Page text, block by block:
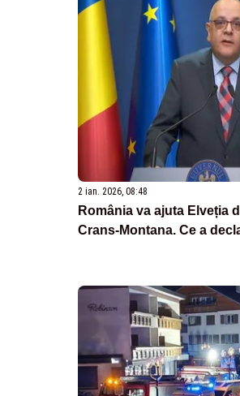
2 ian. 2026, 08:48
România va ajuta Elveția
Crans-Montana. Ce a